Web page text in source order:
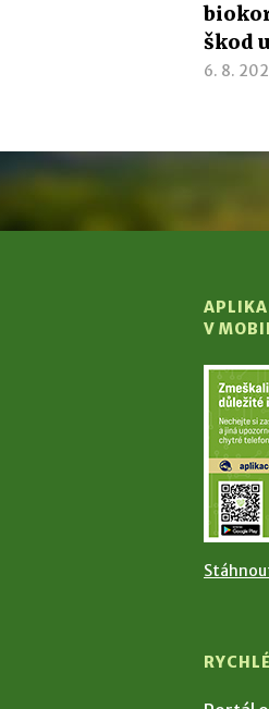
škod
6. 8.
V